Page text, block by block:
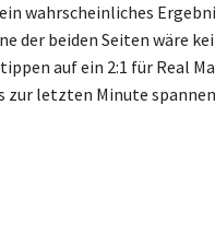
wahrscheinliches
der beiden Seiten wäre
auf ein 2:1 für Real
zur letzten Minute